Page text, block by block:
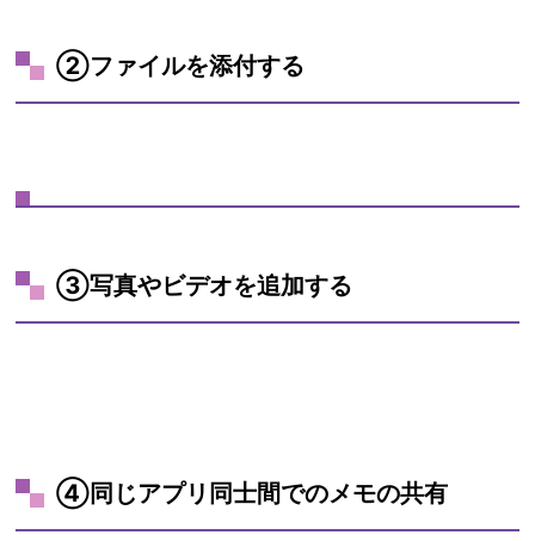
②ファイルを添付する
③写真やビデオを追加する
④同じアプリ同士間でのメモの共有